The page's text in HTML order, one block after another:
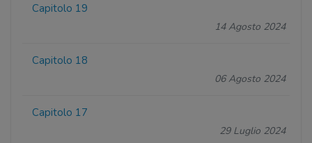
Capitolo 19
14 Agosto 2024
Capitolo 18
06 Agosto 2024
Capitolo 17
29 Luglio 2024